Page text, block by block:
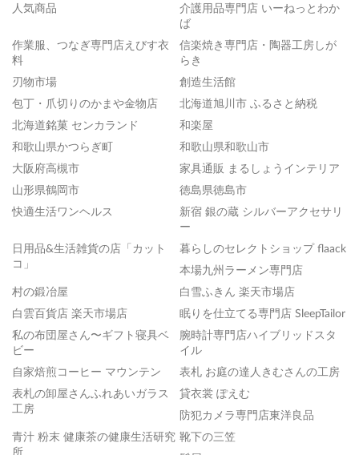
人気商品
介護用品専門店 いーねっとわか
ば
作業服、つなぎ専門店えびす衣
料
信楽焼き専門店・陶器工房しが
らき
刃物市場
創造生活館
包丁・爪切りのかまや金物店
北海道旭川市 ふるさと納税
北海道銘菓 センカランド
和楽屋
和歌山県かつらぎ町
和歌山県和歌山市
大阪府高槻市
家具通販 まるしょうインテリア
山形県鶴岡市
徳島県徳島市
快適生活ワンヘルス
新宿 銀の蔵 シルバーアクセサリ
ー
日用品&生活雑貨の店「カット
コ」
暮らしのセレクトショップ flaack
本場九州ラーメン専門店
村の鍛冶屋
白雪ふきん 楽天市場店
白雲百貨店 楽天市場店
眠りを仕立てる専門店 SleepTailor
私の布団屋さん〜ギフト寝具ベ
ビー
腕時計専門店ハイブリッドスタ
イル
自家焙煎コーヒー マウンテン
表札 お庭の達人きむさんの工房
表札の卸屋さんふれあいガラス
工房
貸衣裳 ぽえむ
防犯カメラ専門店東洋良品
青汁 粉末 健康茶の健康生活研究
所
靴下の三笠